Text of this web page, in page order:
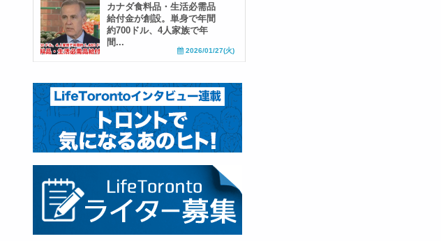
カナダ食料品・生活必需品
給付金が創設。単身で年間
約700ドル、4人家族で年
間...
2026/01/27(火)